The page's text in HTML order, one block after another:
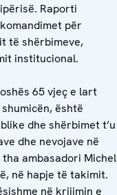
Raporti
për
të shërbimeve,
institucional.
65 vjeç e lart
është
dhe shërbimet t’u
dhe nevojave në
ambasadori Michel
në hapje të takimit.
në krijimin e